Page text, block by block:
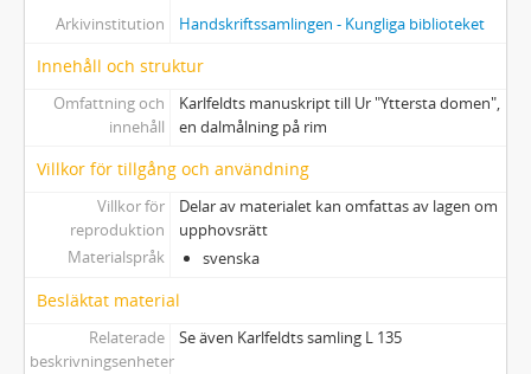
Arkivinstitution
Handskriftssamlingen - Kungliga biblioteket
Innehåll och struktur
Omfattning och
innehåll
Karlfeldts manuskript till Ur "Yttersta domen",
en dalmålning på rim
Villkor för tillgång och användning
Villkor för
reproduktion
Delar av materialet kan omfattas av lagen om
upphovsrätt
Materialspråk
svenska
Besläktat material
Relaterade
beskrivningsenheter
Se även Karlfeldts samling L 135